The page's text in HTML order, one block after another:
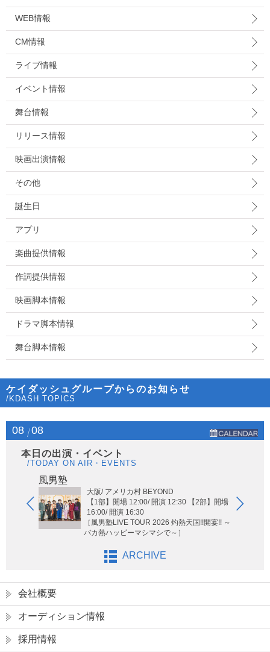
WEB情報
CM情報
ライブ情報
イベント情報
舞台情報
リリース情報
映画出演情報
その他
誕生日
アプリ
楽曲提供情報
作詞提供情報
映画脚本情報
ドラマ脚本情報
舞台脚本情報
ケイダッシュグループからのお知らせ
/KDASH TOPICS
08 08
本日の出演・イベント
/TODAY ON AIR・EVENTS
風男塾
大阪/ アメリカ村 BEYOND
【1部】開場 12:00/ 開演 12:30 【2部】開場
16:00/ 開演 16:30
［風男塾LIVE TOUR 2026 灼熱天国!!開宴!! ～
バカ熱ハッピーマシマシで～］
ARCHIVE
会社概要
オーディション情報
採用情報